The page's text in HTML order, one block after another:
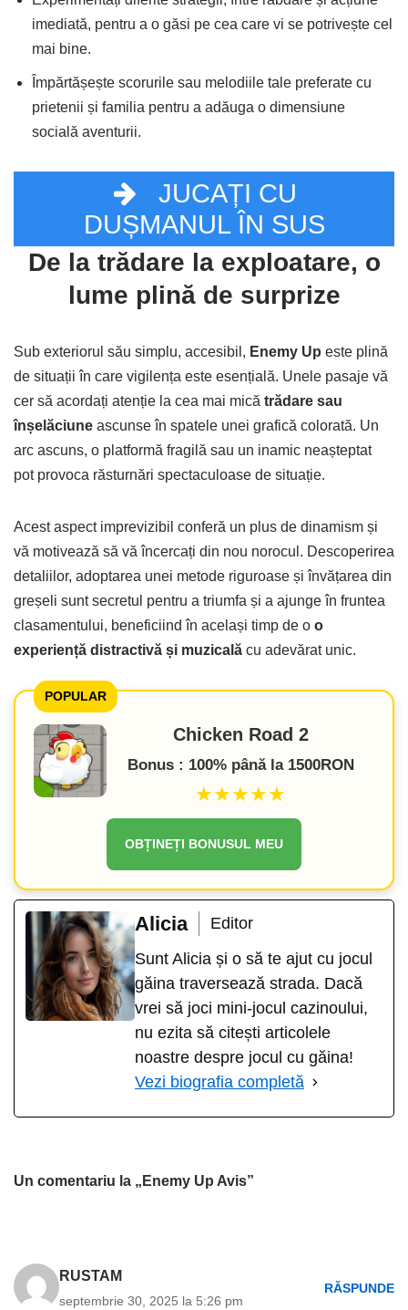
imediată, pentru a o găsi pe cea care vi se potrivește cel
mai bine.
Împărtășește scorurile sau melodiile tale preferate cu
prietenii și familia pentru a adăuga o dimensiune
socială aventurii.
JUCAȚI CU
DUȘMANUL ÎN SUS
De la trădare la exploatare, o
lume plină de surprize
Sub exteriorul său simplu, accesibil, Enemy Up este plină
de situații în care vigilența este esențială. Unele pasaje vă
cer să acordați atenție la cea mai mică trădare sau
înșelăciune ascunse în spatele unei grafică colorată. Un
arc ascuns, o platformă fragilă sau un inamic neașteptat
pot provoca răsturnări spectaculoase de situație.
Acest aspect imprevizibil conferă un plus de dinamism și
vă motivează să vă încercați din nou norocul. Descoperirea
detaliilor, adoptarea unei metode riguroase și învățarea din
greșeli sunt secretul pentru a triumfa și a ajunge în fruntea
clasamentului, beneficiind în același timp de o o
experiență distractivă și muzicală cu adevărat unic.
POPULAR
Chicken Road 2
Bonus : 100% până la 1500RON
★★★★★
OBȚINEȚI BONUSUL MEU
Alicia
Editor
Sunt Alicia și o să te ajut cu jocul
găina traversează strada. Dacă
vrei să joci mini-jocul cazinoului,
nu ezita să citești articolele
noastre despre jocul cu găina!
Vezi biografia completă
Un comentariu la „Enemy Up Avis”
RUSTAM
septembrie 30, 2025 la 5:26 pm
RĂSPUNDE